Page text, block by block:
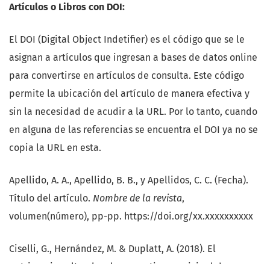
Artículos o Libros con DOI:
El DOI (Digital Object Indetifier) es el código que se le
asignan a artículos que ingresan a bases de datos online
para convertirse en artículos de consulta. Este código
permite la ubicación del artículo de manera efectiva y
sin la necesidad de acudir a la URL. Por lo tanto, cuando
en alguna de las referencias se encuentra el DOI ya no se
copia la URL en esta.
Apellido, A. A., Apellido, B. B., y Apellidos, C. C. (Fecha).
Título del artículo. Nombre de la revista,
volumen(número), pp-pp. https://doi.org/xx.xxxxxxxxxx
Ciselli, G., Hernández, M. & Duplatt, A. (2018). El